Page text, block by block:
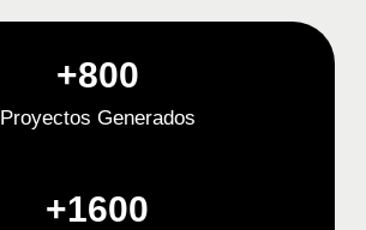
Proyectos Generados
+800
+1600